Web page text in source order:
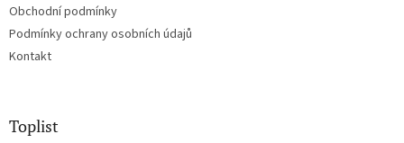
Obchodní podmínky
Podmínky ochrany osobních údajů
Kontakt
Toplist